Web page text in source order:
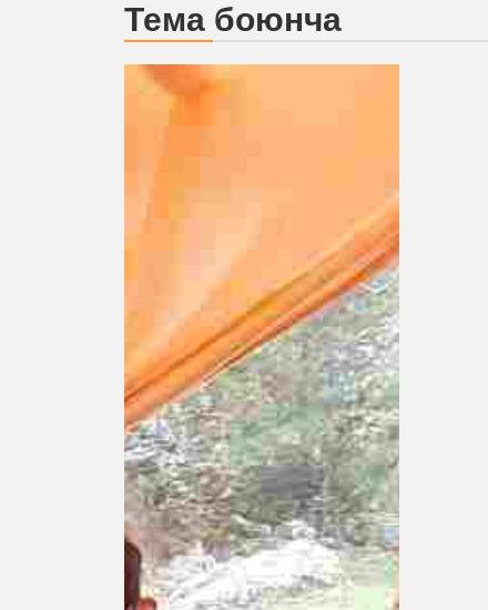
Тема боюнча